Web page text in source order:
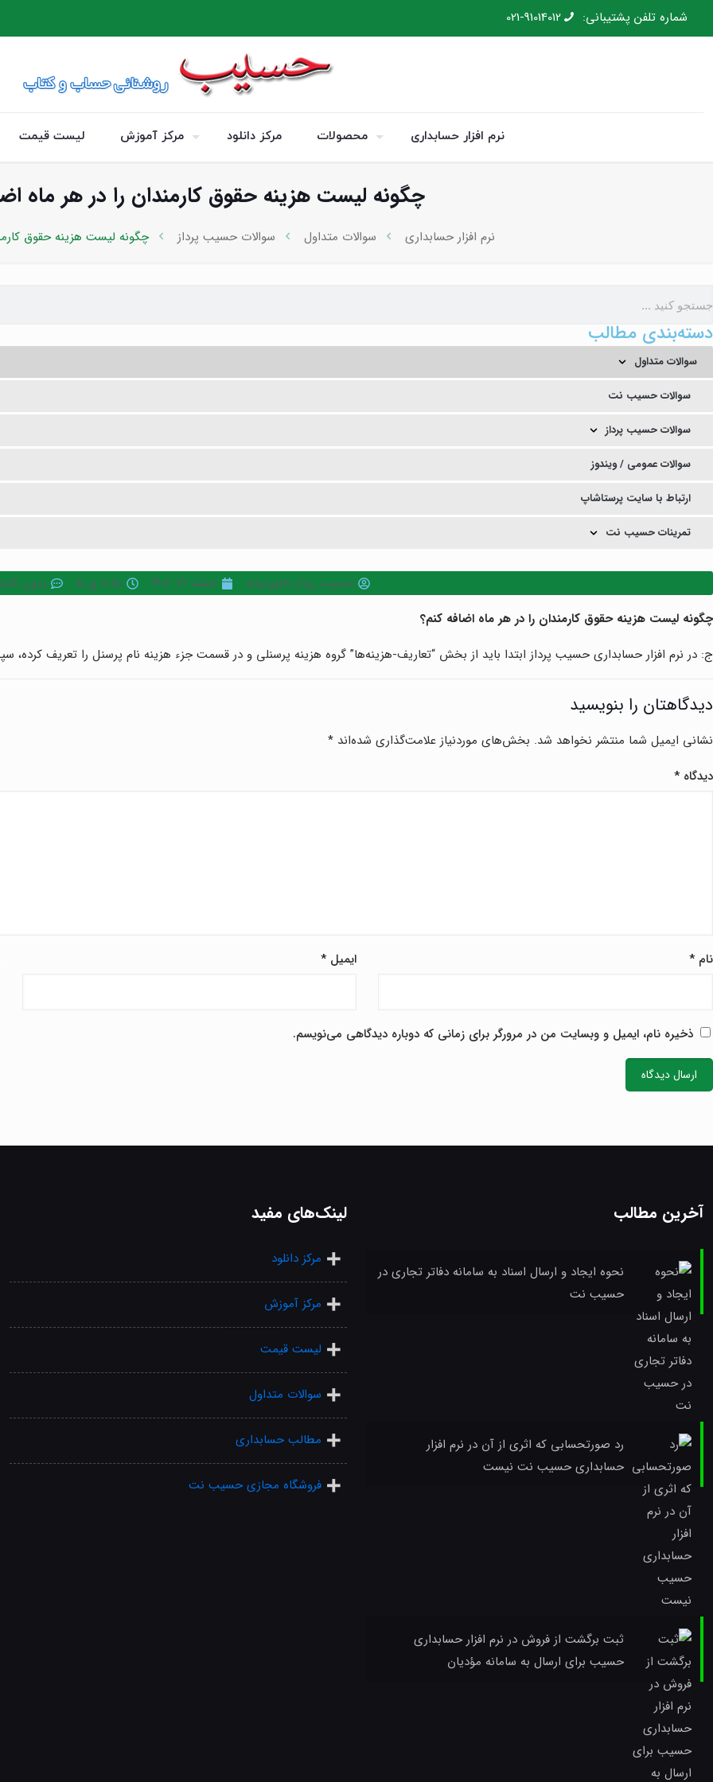
شماره تلفن پشتیبانی: 021-91014012
نرم افزار حسابداری محصولات مرکز دانلود مرکز آموزش لیست قیمت
چگونه لیست هزینه حقوق کارمندان را در هر ماه
نرم افزار حسابداری سوالات متداول سوالات حسیب پرداز چگونه لیست هزینه حقوق
دسته‌بندی مطالب
سوالات متداول
سوالات حسیب نت
سوالات حسیب پرداز
سوالات عمومی / ویندوز
ارتباط با سایت پرستاشاپ
تمرینات حسیب نت
حسیب پرداز خاورمیانه اسفند ۱۹, ۱۴۰۲ ۱۱:۵۰ ق.ظ
بدون
چگونه لیست هزینه حقوق کارمندان را در هر ماه اضافه کنم؟
ج: در نرم افزار حسابداری حسیب پرداز ابتدا باید از بخش “تعاریف-هزینه‌ها” گروه هزینه پرسنلی و در قسمت جزء هزینه نام پرسنل را تعریف
دیدگاهتان را بنویسید
نشانی ایمیل شما منتشر نخواهد شد. بخش‌های موردنیاز علامت‌گذاری شده‌اند *
دیدگاه*
نام* ایمیل*
ذخیره نام، ایمیل و وبسایت من در مرورگر برای زمانی که دوباره دیدگاهی می‌نویسم.
آخرین مطالب
نحوه ایجاد و ارسال اسناد به سامانه دفاتر تجاری در
حسیب نت
رد صورتحسابی که اثری از آن در نرم افزار
حسابداری حسیب نت نیست
ثبت برگشت از فروش در نرم افزار حسابداری
حسیب برای ارسال به سامانه مؤدیان
لینک‌های مفید
مرکز دانلود
مرکز آموزش
لیست قیمت
سوالات متداول
مطالب حسابداری
فروشگاه مجازی حسیب نت